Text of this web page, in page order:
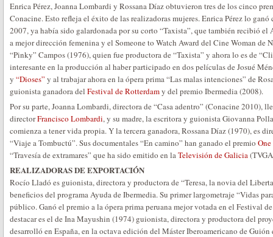
Enrica Pérez, Joanna Lombardi y Rossana Díaz obtuvieron tres de los cinco
Conacine. Esto refleja el éxito de las realizadoras mujeres. Enrica Pérez lo
2007, ya había sido galardonada por su corto “Taxista”, que también recibió
a mejor dirección femenina y el Someone to Watch Award del Cine Woman de
“Pinky” Campos (1976), quien fue productora de “Taxista” y ahora lo es de
interesante en la producción al haber participado en dos películas de Josué
y “Dioses” y al trabajar ahora en la ópera prima “Las malas intenciones” de
guionista ganadora del Festival de Rotterdamy del premio Ibermedia (2008).
Por su parte, Joanna Lombardi, directora de “Casa adentro” (Conacine 2010),
directorFrancisco Lombardi, y su madre, la escritora y guionista Giovanna
comienza a tener vida propia. Y la tercera ganadora, Rossana Díaz (1970), es
“Viaje a Tombuctú”. Sus documentales “En camino” han ganado el premio
“Travesía de extramares” que ha sido emitido en laTelevisión de Galicia
REALIZADORAS DE EXPORTACIÓN
Rocío Lladó es guionista, directora y productora de “Teresa, la novia del
beneficios del programa Ayuda de Ibermedia. Su primer largometraje “Vidas
público. Ganó el premio a la ópera prima peruana mejor votada en el Festival
destacar es el de Ina Mayushin (1974) guionista, directora y productora del
desarrolló en España, en la octava edición del Máster Iberoamericano de